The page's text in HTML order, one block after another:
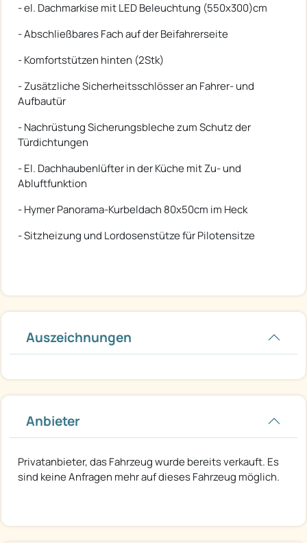
- el. Dachmarkise mit LED Beleuchtung (550x300)cm
- Abschließbares Fach auf der Beifahrerseite
- Komfortstützen hinten (2Stk)
- Zusätzliche Sicherheitsschlösser an Fahrer- und
Aufbautür
- Nachrüstung Sicherungsbleche zum Schutz der
Türdichtungen
- El. Dachhaubenlüfter in der Küche mit Zu- und
Abluftfunktion
- Hymer Panorama-Kurbeldach 80x50cm im Heck
- Sitzheizung und Lordosenstütze für Pilotensitze
Auszeichnungen
Anbieter
Privatanbieter, das Fahrzeug wurde bereits verkauft. Es
sind keine Anfragen mehr auf dieses Fahrzeug möglich.